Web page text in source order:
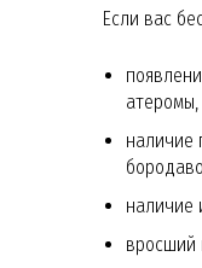
Если вас
наличие
наличие
вросший